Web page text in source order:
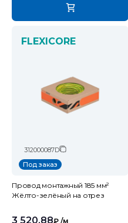
FLEXICORE
312000087D
Под заказ
Провод монтажный 185 мм²
Жёлто-зелёный на отрез
3 520,88₽ /м